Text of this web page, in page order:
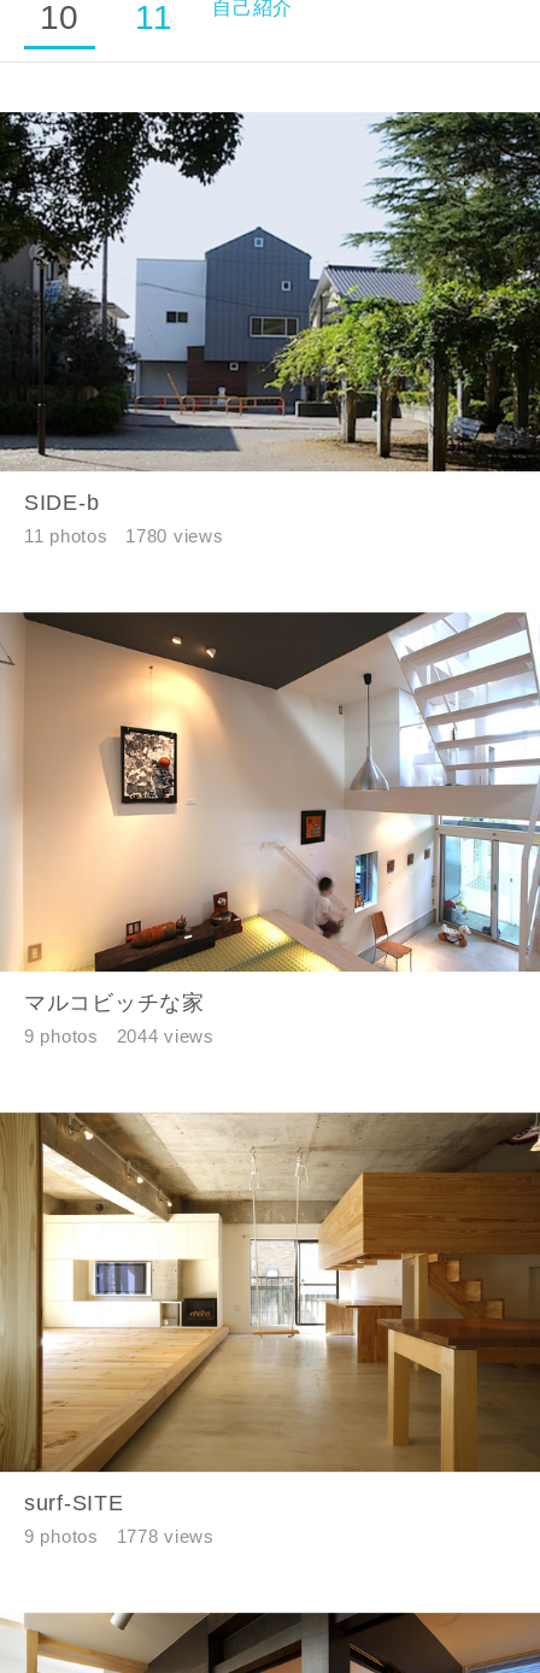
10 11 自己紹介
SIDE-b
11 photos 1780 views
マルコビッチな家
9 photos 2044 views
surf-SITE
9 photos 1778 views
ご住所
郵便番号
-
都道府県
市区町村